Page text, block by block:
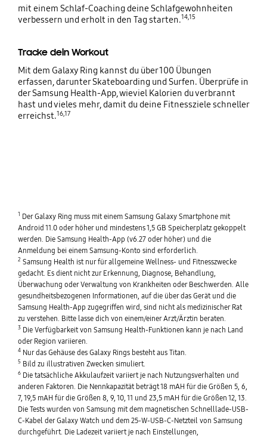
mit einem Schlaf-Coaching deine Schlafgewohnheiten
verbessern und erholt in den Tag starten.14,15
Tracke dein Workout
Mit dem Galaxy Ring kannst du über 100 Übungen
erfassen, darunter Skateboarding und Surfen. Überprüfe in
der Samsung Health-App, wieviel Kalorien du verbrannt
hast und vieles mehr, damit du deine Fitnessziele schneller
erreichst.16,17
1 Der Galaxy Ring muss mit einem Samsung Galaxy Smartphone mit
Android 11.0 oder höher und mindestens 1,5 GB Speicherplatz gekoppelt
werden. Die Samsung Health-App (v6.27 oder höher) und die
Anmeldung bei einem Samsung-Konto sind erforderlich.
2 Samsung Health ist nur für allgemeine Wellness- und Fitnesszwecke
gedacht. Es dient nicht zur Erkennung, Diagnose, Behandlung,
Überwachung oder Verwaltung von Krankheiten oder Beschwerden. Alle
gesundheitsbezogenen Informationen, auf die über das Gerät und die
Samsung Health-App zugegriffen wird, sind nicht als medizinischer Rat
zu verstehen. Bitte lasse dich von einem/einer Arzt/Ärztin beraten.
3Die Verfügbarkeit von Samsung Health-Funktionen kann je nach Land
oder Region variieren.
4Nur das Gehäuse des Galaxy Rings besteht aus Titan.
5Bild zu illustrativen Zwecken simuliert.
6Die tatsächliche Akkulaufzeit variiert je nach Nutzungsverhalten und
anderen Faktoren. Die Nennkapazität beträgt 18 mAH für die Größen 5, 6,
7, 19,5 mAH für die Größen 8, 9, 10, 11 und 23,5 mAH für die Größen 12, 13.
Die Tests wurden von Samsung mit dem magnetischen Schnelllade-USB-
C-Kabel der Galaxy Watch und dem 25-W-USB-C-Netzteil von Samsung
durchgeführt. Die Ladezeit variiert je nach Einstellungen,